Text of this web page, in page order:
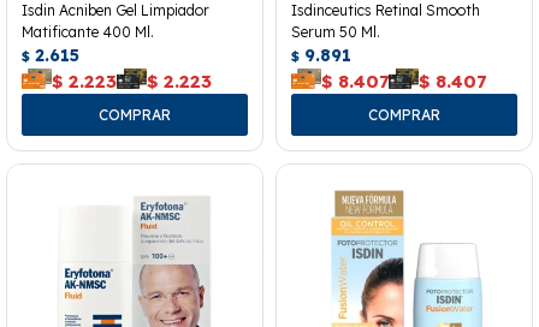
Isdin Acniben Gel Limpiador
Matificante 400 Ml.
$ 2.615
$ 2.223 $ 2.223
Isdinceutics Retinal Smooth
Serum 50 Ml.
$ 9.891
$ 8.407 $ 8.407